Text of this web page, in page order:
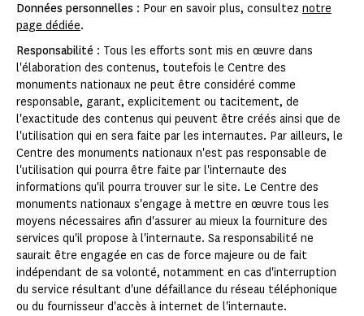
Données personnelles : Pour en savoir plus, consultez notre
page dédiée.
Responsabilité : Tous les efforts sont mis en œuvre dans
l'élaboration des contenus, toutefois le Centre des
monuments nationaux ne peut être considéré comme
responsable, garant, explicitement ou tacitement, de
l'exactitude des contenus qui peuvent être créés ainsi que de
l'utilisation qui en sera faite par les internautes. Par ailleurs, le
Centre des monuments nationaux n'est pas responsable de
l'utilisation qui pourra être faite par l'internaute des
informations qu'il pourra trouver sur le site. Le Centre des
monuments nationaux s'engage à mettre en œuvre tous les
moyens nécessaires afin d'assurer au mieux la fourniture des
services qu'il propose à l'internaute. Sa responsabilité ne
saurait être engagée en cas de force majeure ou de fait
indépendant de sa volonté, notamment en cas d'interruption
du service résultant d'une défaillance du réseau téléphonique
ou du fournisseur d'accès à internet de l'internaute.